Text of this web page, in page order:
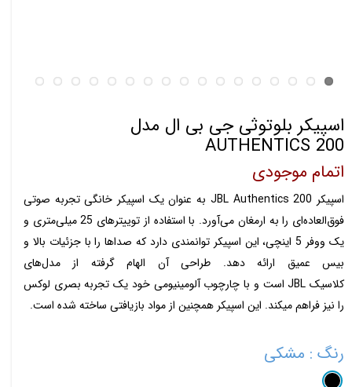
اسپیکر بلوتوثی جی بی ال مدل
AUTHENTICS 200
اتمام موجودی
اسپیکر JBL Authentics 200 به عنوان یک اسپیکر خانگی تجربه صوتی
فوق‌العاده‌ای را به ارمغان می‌آورد. با استفاده از توییترهای 25 میلی‌متری و
یک ووفر 5 اینچی، این اسپیکر توانمندی دارد که صداها را با جزئیات بالا و
بیس عمیق ارائه دهد. طراحی آن الهام گرفته از مدل‌های
کلاسیک JBL است و با چارچوب آلومینیومی خود یک تجربه بصری لوکس
را نیز فراهم میکند. این اسپیکر همچنین از مواد بازیافتی ساخته شده است.
رنگ : مشکی